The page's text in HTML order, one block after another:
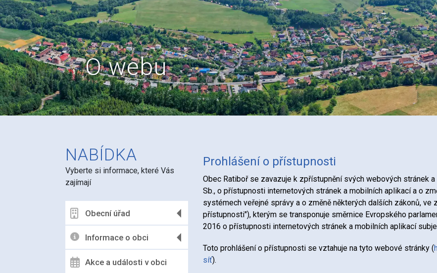
O webu
NABÍDKA
Vyberte si informace, které Vás
zajímají
Obecní úřad
Informace o obci
Akce a události v obci
Prohlášení o přístupnosti
Obec Ratiboř se zavazuje k zpřístupnění svých webových stránek
Sb., o přístupnosti internetových stránek a mobilních aplikací a o
systémech veřejné správy a o změně některých dalších zákonů, ve
přístupnosti"), kterým se transponuje směrnice Evropského
2016 o přístupnosti internetových stránek a mobilních aplikací
Toto prohlášení o přístupnosti se vztahuje na tyto webové stránky (
síť).